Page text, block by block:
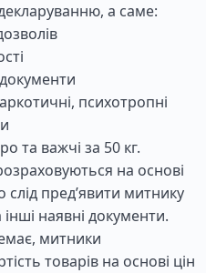
а саме:
психотропні
та важчі за 50 кг.
на основі
слід пред’явити митнику
наявні документи.
митники
товарів на основі цін